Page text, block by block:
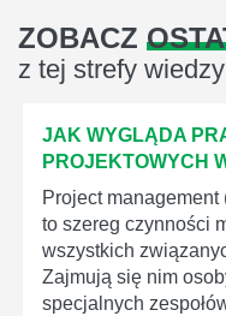
ZOBACZ
z tej strefy wiedzy
JAK WYGLĄDA
PROJEKTOWYCH
Project
to szereg czynności
wszystkich
Zajmują się nim
specjalnych